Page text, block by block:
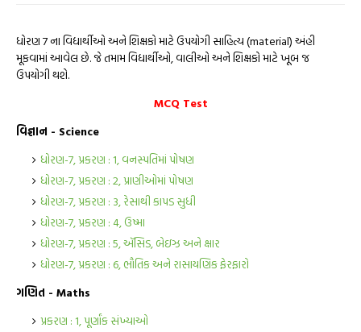
ધોરણ 7 ના વિદ્યાર્થીઓ અને શિક્ષકો માટે ઉપયોગી સાહિત્ય (material) અંહી
મૂકવામાં આવેલ છે. જે તમામ વિદ્યાર્થીઓ, વાલીઓ અને શિક્ષકો માટે ખૂબ જ
ઉપયોગી થશે.
MCQ Test
વિજ્ઞાન - Science
ધોરણ-7, પ્રકરણ : 1, વનસ્પતિમાં પોષણ
ધોરણ-7, પ્રકરણ : 2, પ્રાણીઓમાં પોષણ
ધોરણ-7, પ્રકરણ : 3, રેસાથી કાપડ સુધી
ધોરણ-7, પ્રકરણ : 4, ઉષ્મા
ધોરણ-7, પ્રકરણ : 5, ઍસિડ, બેઇઝ અને ક્ષાર
ધોરણ-7, પ્રકરણ : 6, ભૌતિક અને રાસાયણિક ફેરફારો
ગણિત - Maths
પ્રકરણ : 1, પૂર્ણાંક સંખ્યાઓ